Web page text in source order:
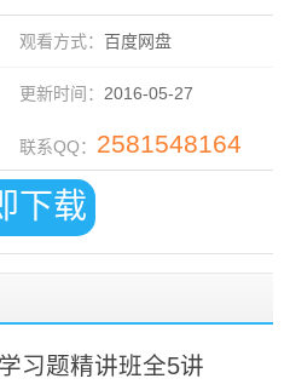
观看方式： 百度网盘
更新时间： 2016-05-27
联系QQ： 2581548164
下载
习题精讲班全5讲